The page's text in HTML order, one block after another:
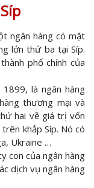
ngân hàng có mặt
lớn thứ ba tại Síp.
phố chính của
là ngân hàng
thương mại và
hai về giá trị vốn
khắp Síp. Nó có
Ukraine …
con của ngân hàng
dịch vụ ngân hàng